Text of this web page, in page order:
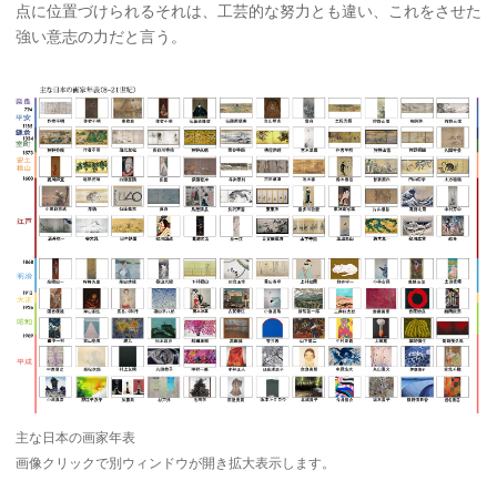
点に位置づけられるそれは、工芸的な努力とも違い、これをさせた
強い意志の力だと言う。
主な日本の画家年表
画像クリックで別ウィンドウが開き拡大表示します。